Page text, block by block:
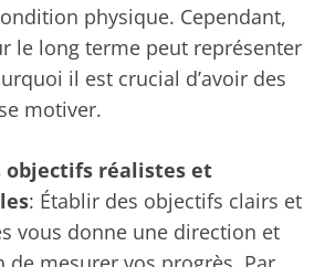
physique. Cependant,
le long terme peut représenter
il est crucial d’avoir des
motiver.
objectifs réalistes et
: Établir des objectifs clairs et
vous donne une direction et